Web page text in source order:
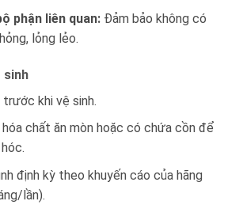
phận liên quan:Đảm bảo không có
lỏng lẻo.
sinh
khi vệ sinh.
hóa chất ăn mòn hoặc có chứa cồn để
định kỳ theo khuyến cáo của hãng
lần).